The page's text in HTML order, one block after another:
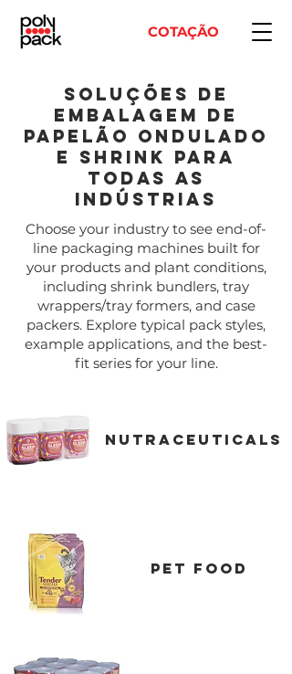
COTAÇÃO
SOLUÇÕES DE
EMBALAGEM DE
PAPELÃO ONDULADO
E SHRINK PARA
TODAS AS
INDÚSTRIAS
Choose your industry to see end-of-
line packaging machines built for
your products and plant conditions,
including shrink bundlers, tray
wrappers/tray formers, and case
packers. Explore typical pack styles,
example applications, and the best-
fit series for your line.
nutraceuticals
Pet Food